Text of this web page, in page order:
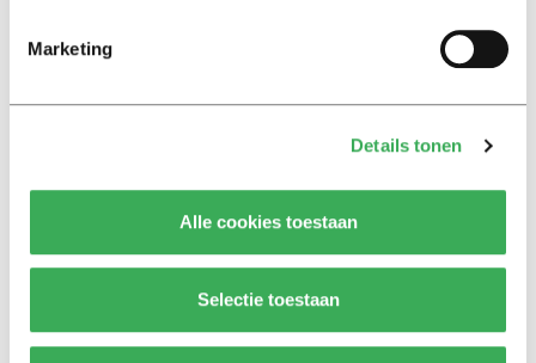
Marketing
Details tonen
Alle cookies toestaan
Selectie toestaan
studenten de tentamenperiode
Maak het onderwijs flexibel,
zodat studenten zich breder
Bekijk meer recent nieuws